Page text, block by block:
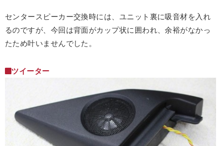
センタースピーカー交換時には、ユニット裏に吸音材を入れ
るのですが、今回は背面がカップ状に囲われ、余裕がなかっ
たため叶いませんでした。
ツイーター